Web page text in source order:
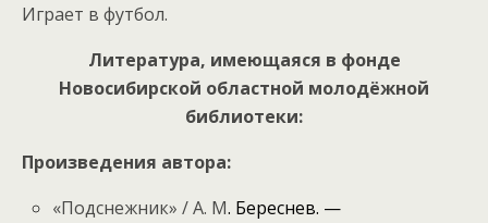
Играет в футбол.
Литература, имеющаяся в фонде
Новосибирской областной молодёжной
библиотеки:
Произведения автора:
«Подснежник» / А. М. Береснев. —